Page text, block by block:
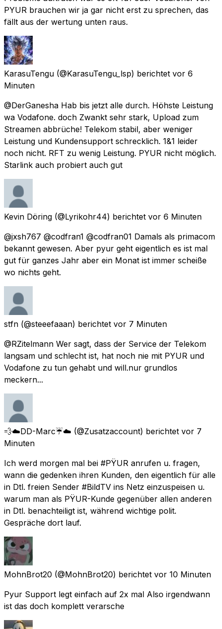
PYUR brauchen wir ja gar nicht erst zu sprechen, das
fällt aus der wertung unten raus.
KarasuTengu (@KarasuTengu_lsp) berichtet vor 6
Minuten
@DerGanesha Hab bis jetzt alle durch. Höhste Leistung
wa Vodafone. doch Zwankt sehr stark, Upload zum
Streamen abbrüche! Telekom stabil, aber weniger
Leistung und Kundensupport schrecklich. 1&1 leider
noch nicht. RFT zu wenig Leistung. PYUR nicht möglich.
Starlink auch probiert auch gut
Kevin Döring (@Lyrikohr44) berichtet vor 6 Minuten
@jxsh767 @codfran1 @codfran01 Damals als primacom
bekannt gewesen. Aber pyur geht eigentlich es ist mal
gut für ganzes Jahr aber ein Monat ist immer scheiße
wo nichts geht.
stfn (@steeefaaan) berichtet vor 7 Minuten
@RZitelmann Wer sagt, dass der Service der Telekom
langsam und schlecht ist, hat noch nie mit PYUR und
Vodafone zu tun gehabt und will.nur grundlos
meckern...
💨☁️DD-Marc☔️☁️ (@Zusatzaccount) berichtet vor 7
Minuten
Ich werd morgen mal bei #PŸUR anrufen u. fragen,
wann die gedenken ihren Kunden, den eigentlich für alle
in Dtl. freien Sender #BildTV ins Netz einzuspeisen u.
warum man als PŸUR-Kunde gegenüber allen anderen
in Dtl. benachteiligt ist, während wichtige polit.
Gespräche dort lauf.
MohnBrot20 (@MohnBrot20) berichtet vor 10 Minuten
Pyur Support legt einfach auf 2x mal Also irgendwann
ist das doch komplett verarsche